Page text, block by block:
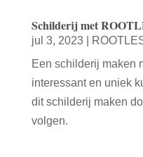
Schilderij met
jul 3, 2023|
Een schilderij maken
interessant en uniek
dit schilderij maken
volgen.